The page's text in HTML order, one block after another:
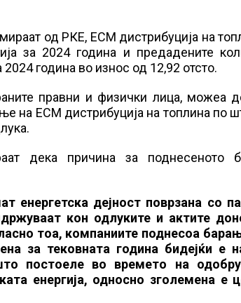
од РКЕ, ЕСМ дистрибуција на
за 2024 година и предадените
година во износ од 12,92 отсто.
правни и физички лица, можеа
на ЕСМ дистрибуција на топлина по
дека причина за поднесеното
дејност поврзана со
кон одлуките и актите
тоа, компаниите поднесоа
за тековната година бидејќи е
постоеле во времето на
енергија, односно зголемена е